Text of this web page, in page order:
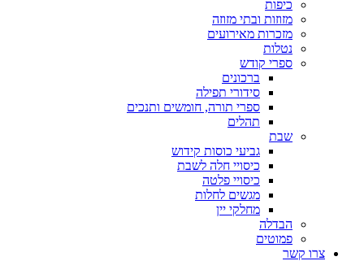
כיפות
מזוזות ובתי מזוזה
מזכרות מאירועים
נטלות
ספרי קודש
ברכונים
סידורי תפילה
ספרי תורה, חומשים ותנכים
תהלים
שבת
גביעי כוסות קידוש
כיסויי חלה לשבת
כיסויי פלטה
מגשים לחלות
מחלקי יין
הבדלה
פמוטים
צרו קשר